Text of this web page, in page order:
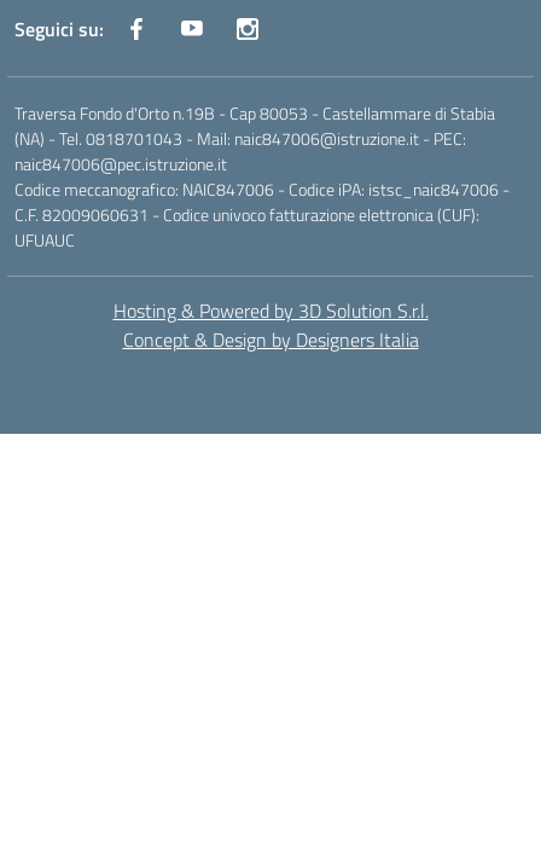
Seguici su:
Traversa Fondo d'Orto n.19B - Cap 80053 - Castellammare di Stabia
(NA) - Tel. 0818701043 - Mail: naic847006@istruzione.it - PEC:
naic847006@pec.istruzione.it
Codice meccanografico: NAIC847006 - Codice iPA: istsc_naic847006 -
C.F. 82009060631 - Codice univoco fatturazione elettronica (CUF):
UFUAUC
Hosting & Powered by 3D Solution S.r.l.
Concept & Design by Designers Italia